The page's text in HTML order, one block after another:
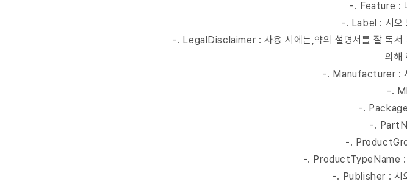
-. Feature :
-. Label : 시오
-. LegalDisclaimer : 사용 시에는,약의 설명서를 잘 독서
의해
-. Manufacturer : 시
-.
-.
-.
-.
-. ProductTypeName :
-. Publisher : 시